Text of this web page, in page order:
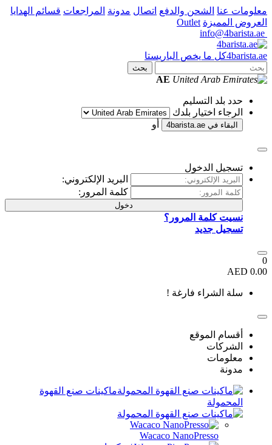
معلومات عنا الشحن والدفع اتصال مدونة المراجعات قسائم الهدايا
العروض المميزة Outlet
4barista.ae كل ما يخص الباريستا
بحث
AE
حدد بلد التسليم
الرجاء اختيار بلدك
البقاء في 4barista.ae أو
تسجيل الدخول
البريد الإلكتروني:
كلمة المرور:
دخول
نسيت كلمة المرور؟
تسجيل جديد
0
0.00 AED
سلة الشراء فارغة !
أقسام الموقع
الشركات
معلومات
مدونة
ماكينات صنع القهوة
المحمولة
Wacaco NanoPresso